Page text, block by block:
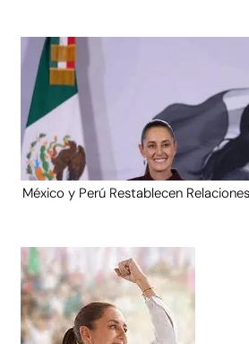
México y Perú Restablecen